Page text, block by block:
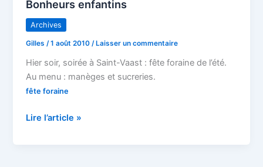
Bonheurs enfantins
Archives
Gilles /1 août 2010 /Laisser un commentaire
Hier soir, soirée à Saint-Vaast : fête foraine de l’été.
Au menu : manèges et sucreries.
fête foraine
Bonheurs
Lire l’article »